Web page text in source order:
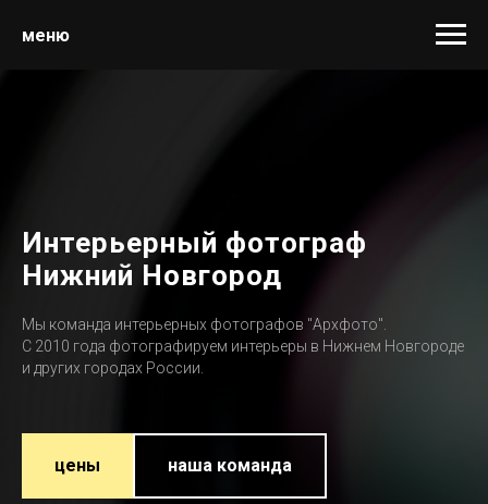
меню
Интерьерный фотограф
Нижний Новгород
Мы команда интерьерных фотографов "Архфото".
С 2010 года фотографируем интерьеры в Нижнем Новгороде
и других городах России.
цены наша команда